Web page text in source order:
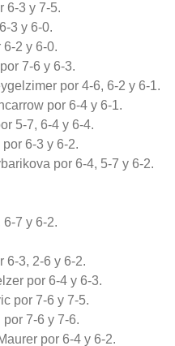
6-3 y 7-5.
3 y 6-0.
2 y 6-0.
7-6 y 6-3.
por 4-6, 6-2 y 6-1.
por 6-4 y 6-1.
5-7, 6-4 y 6-4.
6-3 y 6-2.
por 6-4, 5-7 y 6-2.
7 y 6-2.
6-3, 2-6 y 6-2.
por 6-4 y 6-3.
por 7-6 y 7-5.
7-6 y 7-6.
por 6-4 y 6-2.